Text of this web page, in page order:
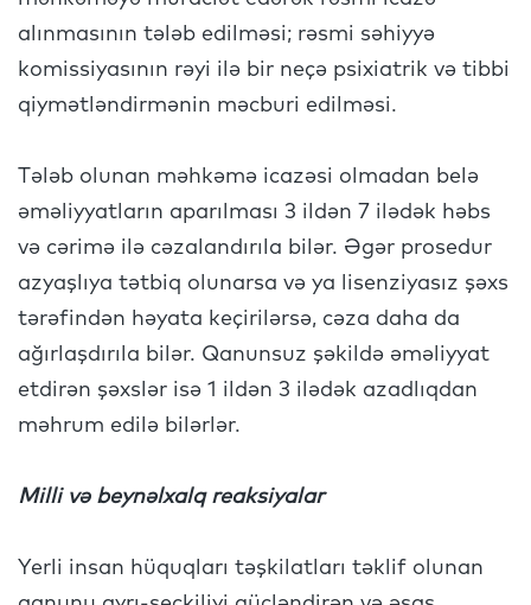
alınmasının tələb edilməsi; rəsmi səhiyyə
komissiyasının rəyi ilə bir neçə psixiatrik və tibbi
qiymətləndirmənin məcburi edilməsi.
Tələb olunan məhkəmə icazəsi olmadan belə
əməliyyatların aparılması 3 ildən 7 ilədək həbs
və cərimə ilə cəzalandırıla bilər. Əgər prosedur
azyaşlıya tətbiq olunarsa və ya lisenziyasız şəxs
tərəfindən həyata keçirilərsə, cəza daha da
ağırlaşdırıla bilər. Qanunsuz şəkildə əməliyyat
etdirən şəxslər isə 1 ildən 3 ilədək azadlıqdan
məhrum edilə bilərlər.
Milli və beynəlxalq reaksiyalar
Yerli insan hüquqları təşkilatları təklif olunan